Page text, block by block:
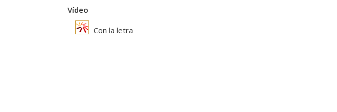
Vídeo
Con la letra